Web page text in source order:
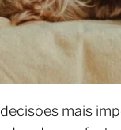
mais